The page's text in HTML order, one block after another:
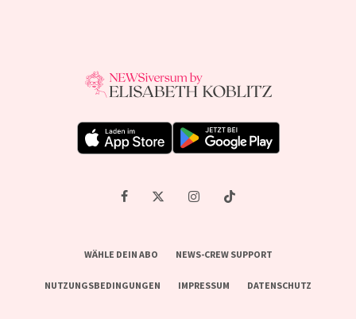
WÄHLE DEIN ABO NEWS-CREW SUPPORT
NUTZUNGSBEDINGUNGEN IMPRESSUM DATENSCHUTZ